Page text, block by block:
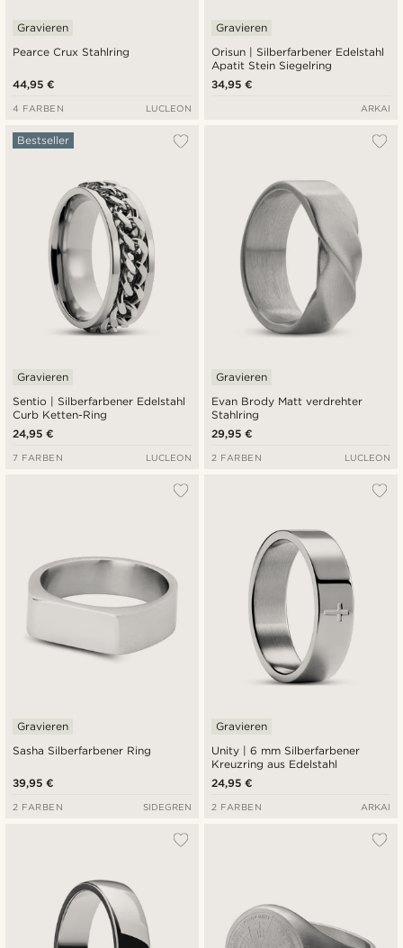
Pearce Crux Stahlring
Gravieren
44,95 €
4 FARBEN LUCLEON
Orisun | Silberfarbener Edelstahl
Apatit Stein Siegelring
Gravieren
34,95 €
ARKAI
Sentio | Silberfarbener Edelstahl
Curb Ketten-Ring
Bestseller
Gravieren
24,95 €
7 FARBEN LUCLEON
Evan Brody Matt verdrehter
Stahlring
Gravieren
29,95 €
2 FARBEN LUCLEON
Sasha Silberfarbener Ring
Gravieren
39,95 €
2 FARBEN SIDEGREN
Unity | 6 mm Silberfarbener
Kreuzring aus Edelstahl
Gravieren
24,95 €
2 FARBEN ARKAI